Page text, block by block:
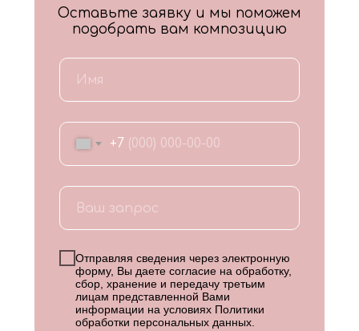
+7
Отправляя сведения через электронную
форму, Вы даете согласие на обработку,
сбор, хранение и передачу третьим
лицам представленной Вами
информации на условиях Политики
обработки персональных данных
Оставьте заявку и мы поможем
подобрать вам композицию